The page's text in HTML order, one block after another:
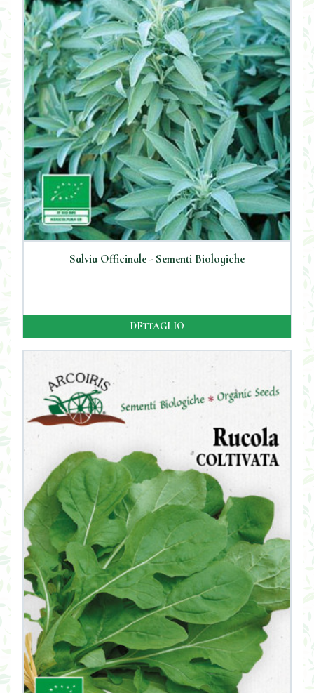
Salvia Officinale - Sementi Biologiche
DETTAGLIO